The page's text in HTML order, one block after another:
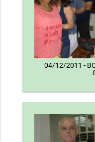
04/12/2011 -